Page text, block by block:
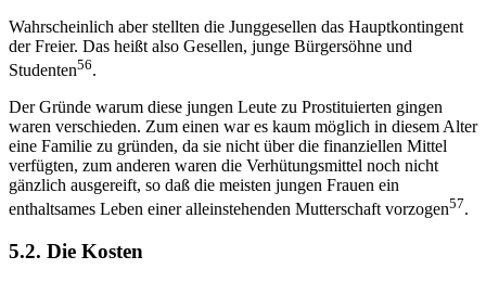
Wahrscheinlich aber stellten die Junggesellen das Hauptkontingent
der Freier. Das heißt also Gesellen, junge Bürgersöhne und
Studenten56.
Der Gründe warum diese jungen Leute zu Prostituierten gingen
waren verschieden. Zum einen war es kaum möglich in diesem Alter
eine Familie zu gründen, da sie nicht über die finanziellen Mittel
verfügten, zum anderen waren die Verhütungsmittel noch nicht
gänzlich ausgereift, so daß die meisten jungen Frauen ein
enthaltsames Leben einer alleinstehenden Mutterschaft vorzogen57.
5.2. Die Kosten